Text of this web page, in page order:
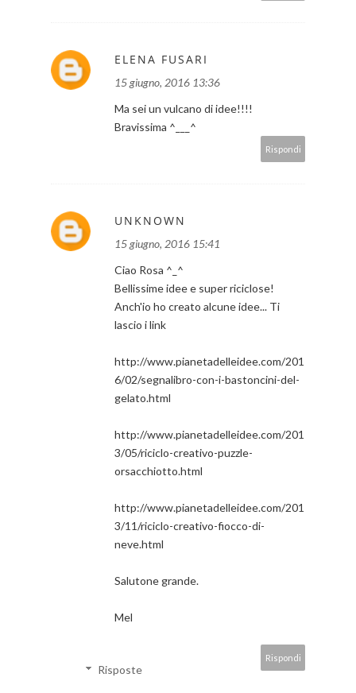
ELENA FUSARI
15 giugno, 2016 13:36
Ma sei un vulcano di idee!!!!
Bravissima ^___^
Rispondi
UNKNOWN
15 giugno, 2016 15:41
Ciao Rosa ^_^
Bellissime idee e super riciclose!
Anch'io ho creato alcune idee... Ti
lascio i link
http://www.pianetadelleidee.com/201
6/02/segnalibro-con-i-bastoncini-del-
gelato.html
http://www.pianetadelleidee.com/201
3/05/riciclo-creativo-puzzle-
orsacchiotto.html
http://www.pianetadelleidee.com/201
3/11/riciclo-creativo-fiocco-di-
neve.html
Salutone grande.
Mel
Rispondi
Risposte